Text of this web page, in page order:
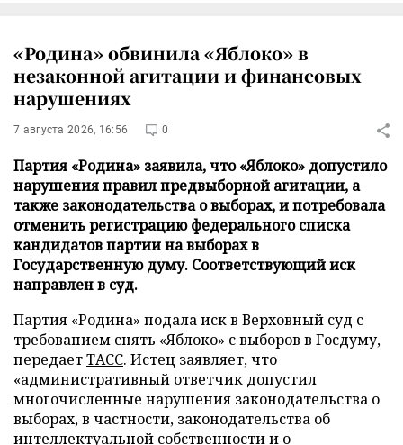
«Родина» обвинила «Яблоко» в
незаконной агитации и финансовых
нарушениях
7 августа 2026, 16:56 0
Партия «Родина» заявила, что «Яблоко» допустило
нарушения правил предвыборной агитации, а
также законодательства о выборах, и потребовала
отменить регистрацию федерального списка
кандидатов партии на выборах в
Государственную думу. Соответствующий иск
направлен в суд.
Партия «Родина» подала иск в Верховный суд с
требованием снять «Яблоко» с выборов в Госдуму,
передаетТАСС. Истец заявляет, что
«административный ответчик допустил
многочисленные нарушения законодательства о
выборах, в частности, законодательства об
интеллектуальной собственности и о